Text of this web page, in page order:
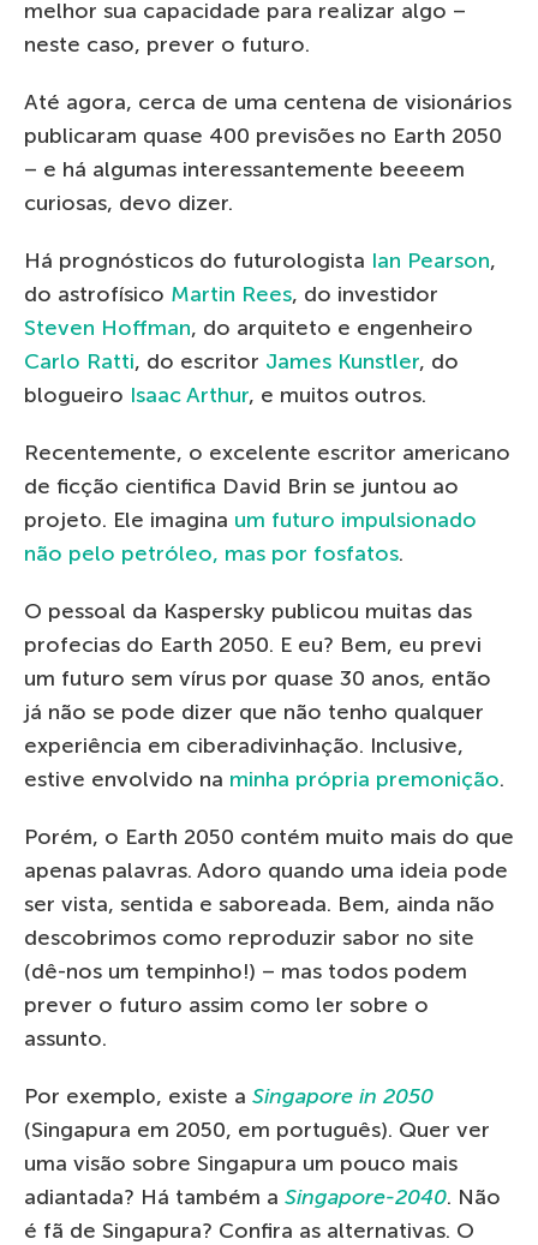
melhor sua capacidade para realizar algo –
neste caso, prever o futuro.
Até agora, cerca de uma centena de visionários
publicaram quase 400 previsões no Earth 2050
– e há algumas interessantemente beeeem
curiosas, devo dizer.
Há prognósticos do futurologista Ian Pearson,
do astrofísico Martin Rees, do investidor
Steven Hoffman, do arquiteto e engenheiro
Carlo Ratti, do escritor James Kunstler, do
blogueiro Isaac Arthur, e muitos outros.
Recentemente, o excelente escritor americano
de ficção cientifica David Brin se juntou ao
projeto. Ele imagina um futuro impulsionado
não pelo petróleo, mas por fosfatos.
O pessoal da Kaspersky publicou muitas das
profecias do Earth 2050. E eu? Bem, eu previ
um futuro sem vírus por quase 30 anos, então
já não se pode dizer que não tenho qualquer
experiência em ciberadivinhação. Inclusive,
estive envolvido na minha própria premonição.
Porém, o Earth 2050 contém muito mais do que
apenas palavras. Adoro quando uma ideia pode
ser vista, sentida e saboreada. Bem, ainda não
descobrimos como reproduzir sabor no site
(dê-nos um tempinho!) – mas todos podem
prever o futuro assim como ler sobre o
assunto.
Por exemplo, existe a Singapore in 2050
(Singapura em 2050, em português). Quer ver
uma visão sobre Singapura um pouco mais
adiantada? Há também a Singapore-2040. Não
é fã de Singapura? Confira as alternativas. O